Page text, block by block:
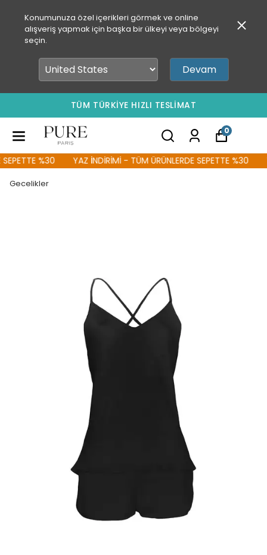
Konumunuza özel içerikleri görmek ve online
alışveriş yapmak için başka bir ülkeyi veya bölgeyi
seçin.
Devam
TÜM TÜRKİYE HIZLI TESLİMAT
0
%30 YAZ İNDİRİMİ - TÜM ÜRÜNLERDE SEPETTE %30
Gecelikler